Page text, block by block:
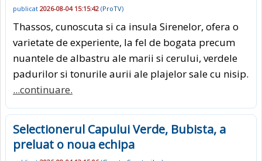
publicat 2026-08-04 15:15:42 (ProTV)
Thassos, cunoscuta si ca insula Sirenelor, ofera o
varietate de experiente, la fel de bogata precum
nuantele de albastru ale marii si cerului, verdele
padurilor si tonurile aurii ale plajelor sale cu nisip.
...continuare.
Selectionerul Capului Verde, Bubista, a
preluat o noua echipa